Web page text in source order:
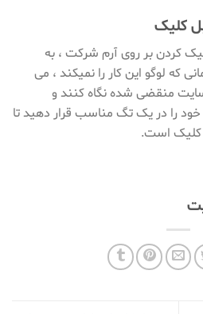
کلیک
کلیک کردن بر روی آرم شرکت ، به
که لوگو این کار را نمیکند ، می
منقضی شده نگاه کنند و
خود را در یک تگ مناسب قرار دهید تا
کلیک است.